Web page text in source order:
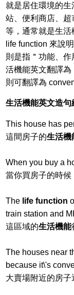
就是居住環境的
站、便利商店、超
等，通常就是生活
life function 來說
則是指＂功能、
活機能英文翻譯
則可翻譯為
生活機能英文造句
This house has
這間房子的生活機
When you buy a
當你買房子的時候
The life function
train station and
這區域的生活機能
The houses near
because it\'s
大賣場附近的房